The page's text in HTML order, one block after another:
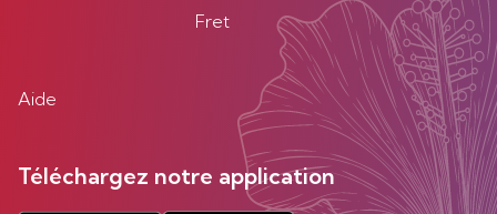
Fret
Aide
Téléchargez notre application